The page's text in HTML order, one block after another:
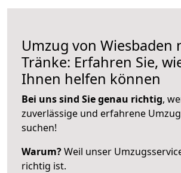
Umzug von Wiesbaden
Tränke: Erfahren Sie,
Ihnen helfen können
Bei uns sind Sie genau richtig,
zuverlässige und erfahrene
suchen!
Warum?Weil unser
richtig ist.